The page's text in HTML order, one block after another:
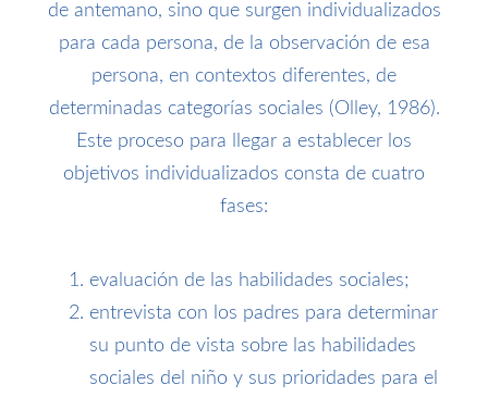
de antemano, sino que surgen individualizados
para cada persona, de la observación de esa
persona, en contextos diferentes, de
determinadas categorías sociales (Olley, 1986).
Este proceso para llegar a establecer los
objetivos individualizados consta de cuatro
fases:
evaluación de las habilidades sociales;
entrevista con los padres para determinar
su punto de vista sobre las habilidades
sociales del niño y sus prioridades para el